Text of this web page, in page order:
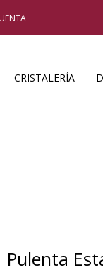
CRISTALERÍA
Pulenta